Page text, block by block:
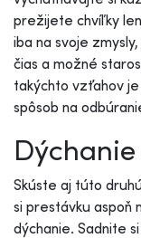
prežijete chvíľky
iba na svoje
čias a možné
takýchto vzťahov
spôsob na
Skúste aj túto
si prestávku aspoň
dýchanie. Sadnite